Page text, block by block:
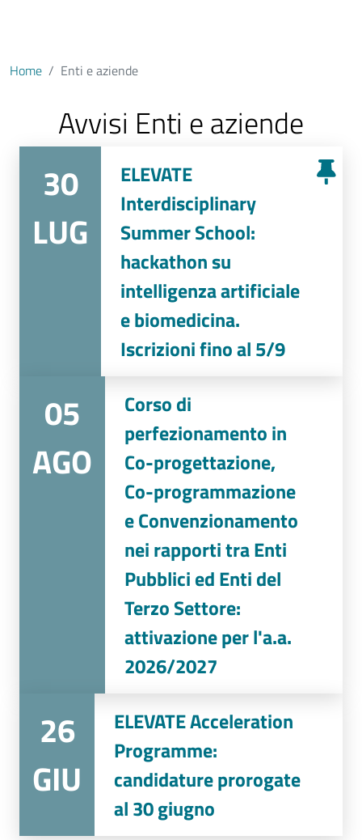
Home Enti e aziende
Avvisi Enti e aziende
30
LUG
ELEVATE
Interdisciplinary
Summer School:
hackathon su
intelligenza artificiale
e biomedicina.
Iscrizioni fino al 5/9
05
AGO
Corso di
perfezionamento in
Co-progettazione,
Co-programmazione
e Convenzionamento
nei rapporti tra Enti
Pubblici ed Enti del
Terzo Settore:
attivazione per l'a.a.
2026/2027
26
GIU
ELEVATE Acceleration
Programme:
candidature prorogate
al 30 giugno